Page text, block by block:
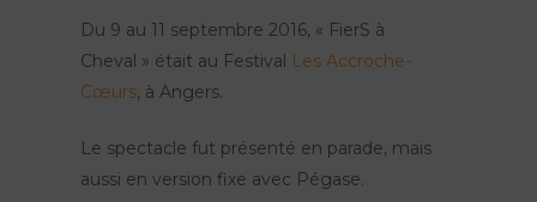
Du 9 au 11 septembre 2016, « FierS à
Cheval » était au Festival Les Accroche-
Cœurs, à Angers.
Le spectacle fut présenté en parade, mais
aussi en version fixe avec Pégase.